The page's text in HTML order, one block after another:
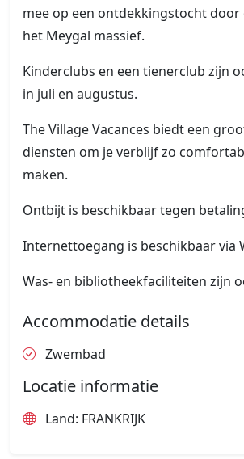
mee op een ontdekkingstocht door
het Meygal massief.
Kinderclubs en een tienerclub zijn
in juli en augustus.
The Village Vacances biedt een
diensten om je verblijf zo
maken.
Ontbijt is beschikbaar tegen
Internettoegang is beschikbaar via
Was- en bibliotheekfaciliteiten zijn
Accommodatie details
Zwembad
Locatie informatie
Land: FRANKRIJK